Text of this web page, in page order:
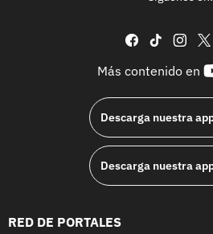
facebook
tiktok
Más contenido en
Descarga nuestra
Descarga nuestra
RED DE PORTALES